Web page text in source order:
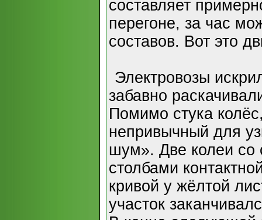
составляет
перегоне, за час
составов. Вот это
Электровозы
забавно
Помимо стука
непривычный для
шум». Две колеи
столбами
кривой у жёлтой
участок